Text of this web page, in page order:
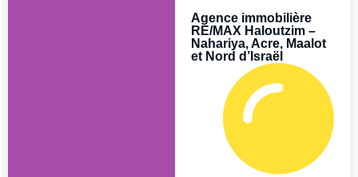
Agence immobilière
RE/MAX Haloutzim –
Nahariya, Acre, Maalot
et Nord d’Israël